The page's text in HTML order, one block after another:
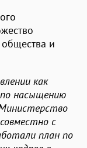
и
как
насыщению
с
план по